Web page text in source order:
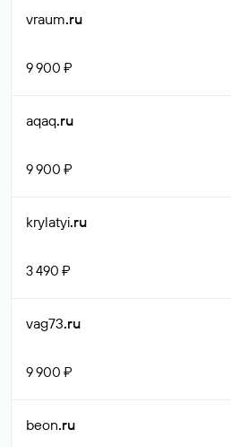
vraum.ru
9 900 ₽
aqaq.ru
9 900 ₽
krylatyi.ru
3 490 ₽
vag73.ru
9 900 ₽
beon.ru